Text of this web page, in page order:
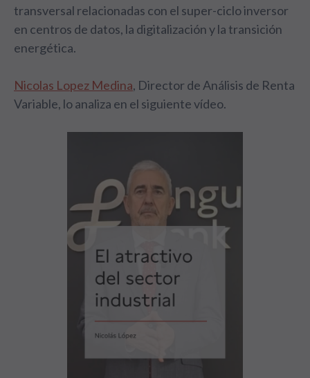
transversal relacionadas con el super-ciclo inversor
en centros de datos, la digitalización y la transición
energética.
Nicolas Lopez Medina, Director de Análisis de Renta
Variable, lo analiza en el siguiente vídeo.